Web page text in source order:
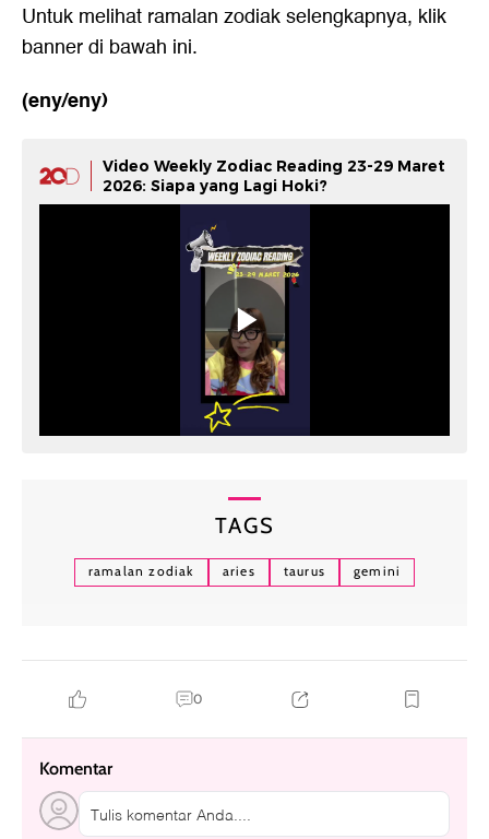
Untuk melihat ramalan zodiak selengkapnya, klik
banner di bawah ini.
(eny/eny)
Video Weekly Zodiac Reading 23-29 Maret
2026: Siapa yang Lagi Hoki?
TAGS
ramalan zodiak aries taurus gemini
0
Komentar
Tulis komentar Anda....